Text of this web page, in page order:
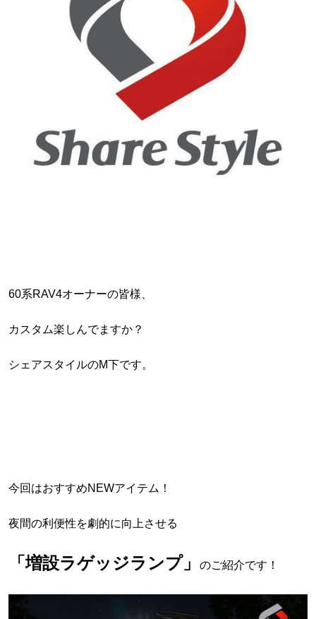
60系RAV4オーナーの皆様、
カスタム楽しんでますか？
シェアスタイルのM下です。
今回はおすすめNEWアイテム！
夜間の利便性を劇的に向上させる
「増設ラゲッジランプ」 のご紹介です！